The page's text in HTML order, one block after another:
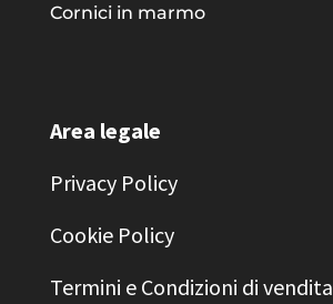
Cornici in marmo
Area legale
Privacy Policy
Cookie Policy
Termini e Condizioni di vendita